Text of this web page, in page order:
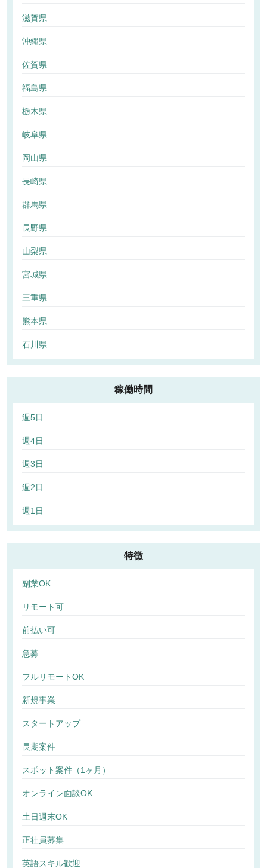
滋賀県
沖縄県
佐賀県
福島県
栃木県
岐阜県
岡山県
長崎県
群馬県
長野県
山梨県
宮城県
三重県
熊本県
石川県
稼働時間
週5日
週4日
週3日
週2日
週1日
特徴
副業OK
リモート可
前払い可
急募
フルリモートOK
新規事業
スタートアップ
長期案件
スポット案件（1ヶ月）
オンライン面談OK
土日週末OK
正社員募集
英語スキル歓迎